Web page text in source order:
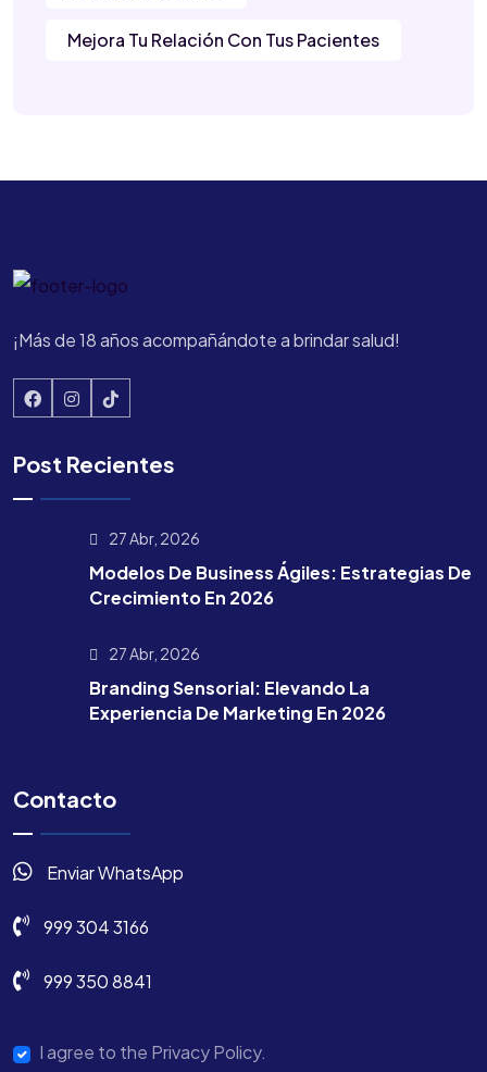
Mejora Tu Relación Con Tus Pacientes
¡Más de 18 años acompañándote a brindar salud!
Post Recientes
27 Abr, 2026
Modelos De Business Ágiles: Estrategias De
Crecimiento En 2026
27 Abr, 2026
Branding Sensorial: Elevando La
Experiencia De Marketing En 2026
Contacto
Enviar WhatsApp
999 304 3166
999 350 8841
I agree to the Privacy Policy.